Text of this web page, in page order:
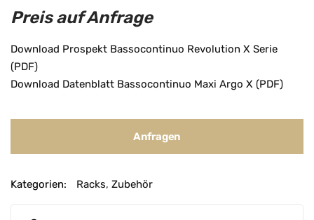
Preis auf Anfrage
Download Prospekt Bassocontinuo Revolution X Serie
(PDF)
Download Datenblatt Bassocontinuo Maxi Argo X (PDF)
Anfragen
Kategorien: Racks, Zubehör